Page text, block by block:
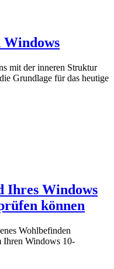
mit der inneren Struktur
Grundlage für das heutige
Ihres Windows
können
Wohlbefinden
Ihren Windows 10-